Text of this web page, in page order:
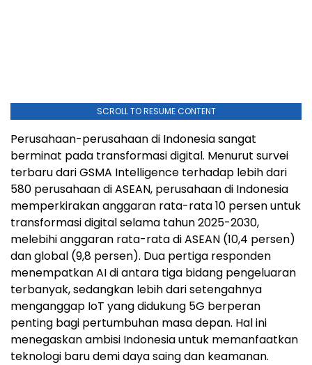
SCROLL TO RESUME CONTENT
Perusahaan-perusahaan di Indonesiasangat
berminat pada transformasi digital. Menurut survei
terbaru dari GSMA Intelligence terhadap lebih dari
580 perusahaan di ASEAN, perusahaan di Indonesia
memperkirakan anggaran rata-rata 10 persen untuk
transformasi digital selama tahun 2025-2030,
melebihi anggaran rata-rata di ASEAN (10,4 persen)
dan global (9,8 persen). Dua pertiga responden
menempatkanAI diantara tiga bidang pengeluaran
terbanyak, sedangkan lebih dari setengahnya
menganggap IoT yang didukung 5G berperan
penting bagi pertumbuhan masa depan. Hal ini
menegaskan ambisi Indonesiauntuk memanfaatkan
teknologi baru demi daya saing dan keamanan.